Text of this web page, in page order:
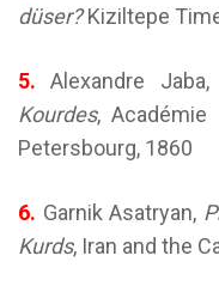
düser?Kiziltepe
5. Alexandre Jaba,
Kourdes,
Petersbourg, 1860
6. Garnik Asatryan,
Kurds, Iran and the